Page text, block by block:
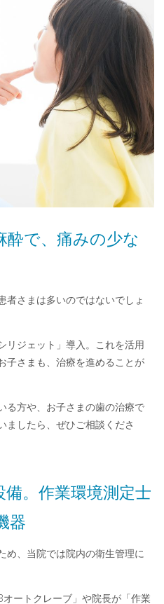
酔で、痛みの少な
者さまは多いのではないでしょ
リジェット」導入。これを活用
子さまも、治療を進めることが
る方や、お子さまの歯の治療で
ましたら、ぜひご相談くださ
。作業環境測定士
器
め、当院では院内の衛生管理に
ートクレーブ」や院長が「作業